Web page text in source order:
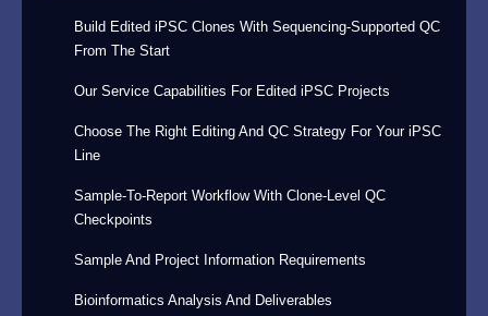
Build Edited iPSC Clones With Sequencing-Supported QC
From The Start
Our Service Capabilities For Edited iPSC Projects
Choose The Right Editing And QC Strategy For Your iPSC
Line
Sample-To-Report Workflow With Clone-Level QC
Checkpoints
Sample And Project Information Requirements
Bioinformatics Analysis And Deliverables